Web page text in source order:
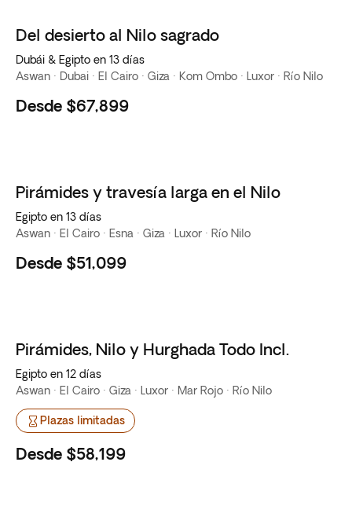
Del desierto al Nilo sagrado
Dubái & Egipto en 13 días
Aswan · Dubai · El Cairo · Giza · Kom Ombo · Luxor · Río Nilo
Desde $67,899
Pirámides y travesía larga en el Nilo
Egipto en 13 días
Aswan · El Cairo · Esna · Giza · Luxor · Río Nilo
Desde $51,099
Favorito
Pirámides, Nilo y Hurghada Todo Incl.
Egipto en 12 días
Aswan · El Cairo · Giza · Luxor · Mar Rojo · Río Nilo
Plazas limitadas
Desde $58,199